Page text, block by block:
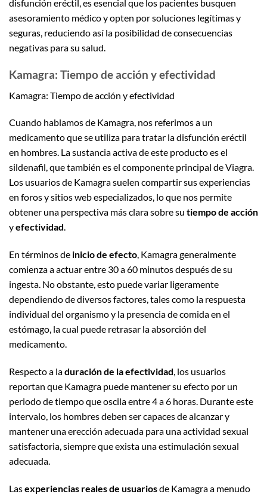
disfunción eréctil, es esencial que los pacientes busquen
asesoramiento médico y opten por soluciones legítimas y
seguras, reduciendo así la posibilidad de consecuencias
negativas para su salud.
Kamagra: Tiempo de acción y efectividad
Kamagra: Tiempo de acción y efectividad
Cuando hablamos de Kamagra, nos referimos a un
medicamento que se utiliza para tratar la disfunción eréctil
en hombres. La sustancia activa de este producto es el
sildenafil, que también es el componente principal de Viagra.
Los usuarios de Kamagra suelen compartir sus experiencias
en foros y sitios web especializados, lo que nos permite
obtener una perspectiva más clara sobre su tiempo de acción
yefectividad.
En términos de inicio de efecto, Kamagra generalmente
comienza a actuar entre 30 a 60 minutos después de su
ingesta. No obstante, esto puede variar ligeramente
dependiendo de diversos factores, tales como la respuesta
individual del organismo y la presencia de comida en el
estómago, la cual puede retrasar la absorción del
medicamento.
Respecto a laduración de la efectividad, los usuarios
reportan que Kamagra puede mantener su efecto por un
periodo de tiempo que oscila entre 4 a 6 horas. Durante este
intervalo, los hombres deben ser capaces de alcanzar y
mantener una erección adecuada para una actividad sexual
satisfactoria, siempre que exista una estimulación sexual
adecuada.
Lasexperiencias reales de usuariosde Kamagra a menudo